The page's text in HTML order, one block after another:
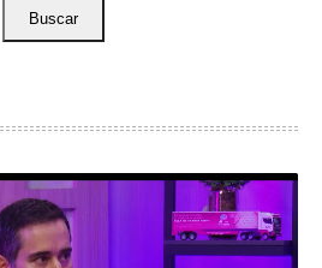
Buscar